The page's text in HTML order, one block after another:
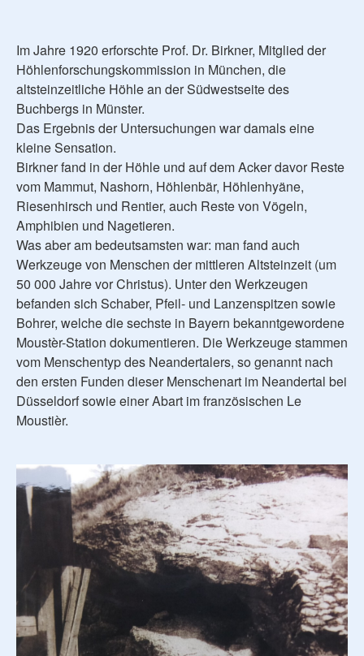
Im Jahre 1920 erforschte Prof. Dr. Birkner, Mitglied der
Höhlenforschungskommission in München, die
altsteinzeitliche Höhle an der Südwestseite des
Buchbergs in Münster.
Das Ergebnis der Untersuchungen war damals eine
kleine Sensation.
Birkner fand in der Höhle und auf dem Acker davor Reste
vom Mammut, Nashorn, Höhlenbär, Höhlenhyäne,
Riesenhirsch und Rentier, auch Reste von Vögeln,
Amphibien und Nagetieren.
Was aber am bedeutsamsten war: man fand auch
Werkzeuge von Menschen der mittleren Altsteinzeit (um
50 000 Jahre vor Christus). Unter den Werkzeugen
befanden sich Schaber, Pfeil- und Lanzenspitzen sowie
Bohrer, welche die sechste in Bayern bekanntgewordene
Moustèr-Station dokumentieren. Die Werkzeuge stammen
vom Menschentyp des Neandertalers, so genannt nach
den ersten Funden dieser Menschenart im Neandertal bei
Düsseldorf sowie einer Abart im französischen Le
Moustièr.